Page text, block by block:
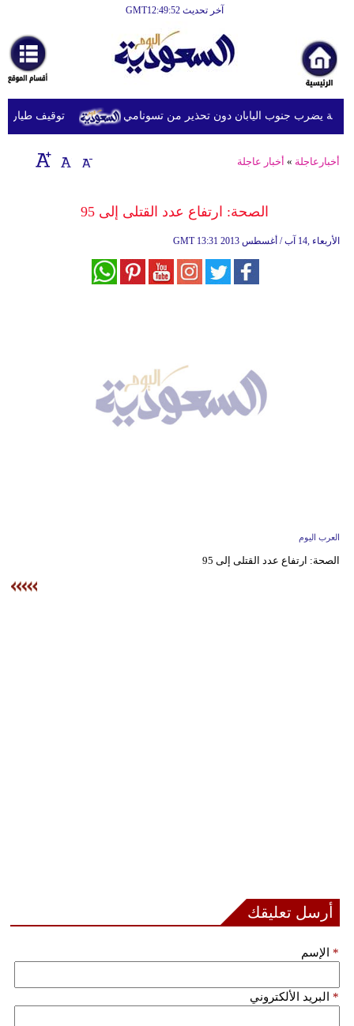
آخر تحديث GMT12:49:52
أخبارعاجلة
رياضة
ثقافة
إقتصاد
وتكنولوجيا
توقيف طيار
أخبارعاجلة » أخبار عاجلة
الصحة: ارتفاع عدد القتلى إلى 95
GMT 13:31 2013 الأربعاء ,14 آب / أغسطس
العرب اليوم
الصحة: ارتفاع عدد القتلى إلى 95
أرسل تعليقك
الإسم *
البريد الألكتروني *